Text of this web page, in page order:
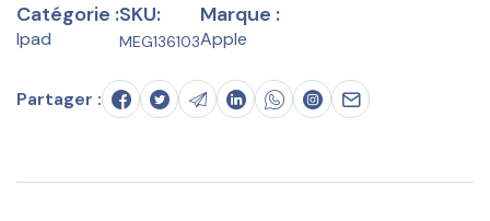
Catégorie :
Ipad
SKU:
MEG136103
Marque :
Apple
Partager :